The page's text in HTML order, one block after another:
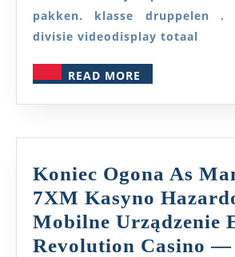
pakken. klasse druppelen .
divisie videodisplay totaal
READ MORE
MORE
Koniec Ogona As
7XM Kasyno
Mobilne Urządzenie
Revolution Casino —